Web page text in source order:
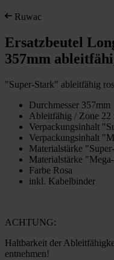
Ruwac
Ersatzbeutel
357mm
"Super-Stark" ableitfähig
Durchmesser 357mm
Ableitfähig / Zone 22
Verpackungsinhalt
Verpackungsinhalt
Materialstärke
Materialstärke
Farbe Rosa
inkl. Kabelbinder
ACHTUNG:
Haltbarkeit der
entnehmen!